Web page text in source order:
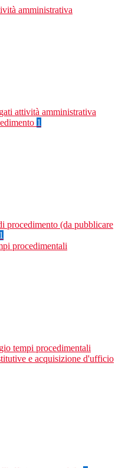
amministrativa
attività amministrativa
1
procedimento (da pubblicare
1
procedimentali
tempi procedimentali
e acquisizione d'ufficio